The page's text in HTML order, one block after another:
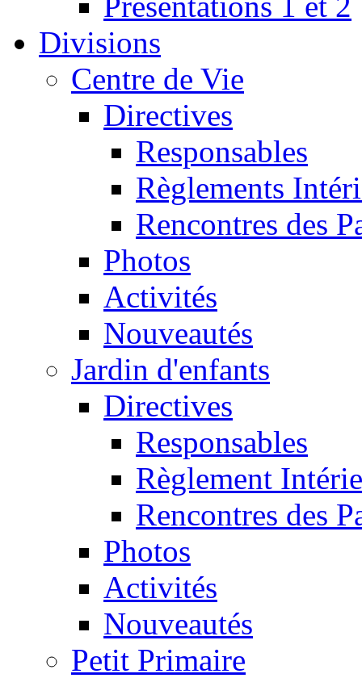
Divisions
Centre de Vie
Directives
Responsables
Règlements
Rencontres des
Photos
Activités
Nouveautés
Jardin d'enfants
Directives
Responsables
Règlement
Rencontres des
Photos
Activités
Nouveautés
Petit Primaire